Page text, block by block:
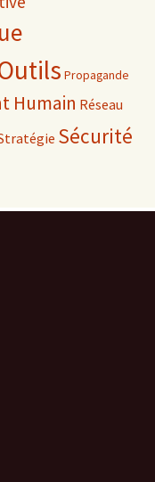
Propagande
Humain Réseau
Sécurité